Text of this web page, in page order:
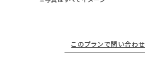
このプランで問い合わせ